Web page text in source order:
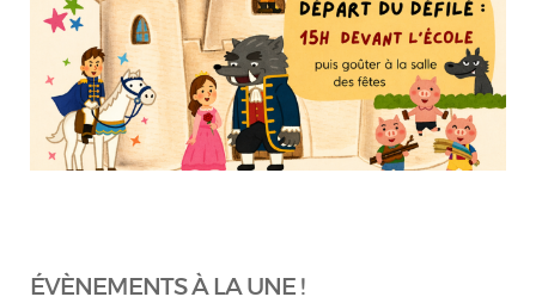
ÉVÈNEMENTS À LA UNE !